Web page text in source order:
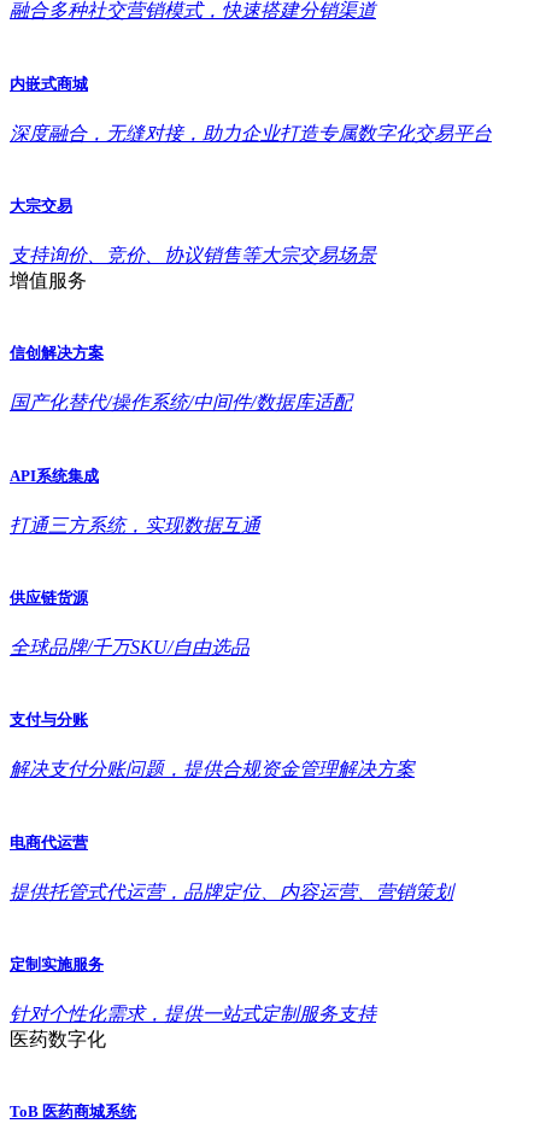
融合多种社交营销模式，快速搭建分销渠道
内嵌式商城
深度融合，无缝对接，助力企业打造专属数字化交易平台
大宗交易
支持询价、竞价、协议销售等大宗交易场景
增值服务
信创解决方案
国产化替代/操作系统/中间件/数据库适配
API系统集成
打通三方系统，实现数据互通
供应链货源
全球品牌/千万SKU/自由选品
支付与分账
解决支付分账问题，提供合规资金管理解决方案
电商代运营
提供托管式代运营，品牌定位、内容运营、营销策划
定制实施服务
针对个性化需求，提供一站式定制服务支持
医药数字化
ToB 医药商城系统